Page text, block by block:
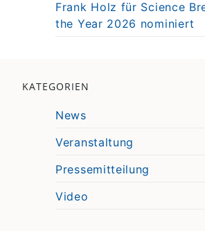
Frank Holz für Science
the Year 2026 nominiert
KATEGORIEN
News
Veranstaltung
Pressemitteilung
Video